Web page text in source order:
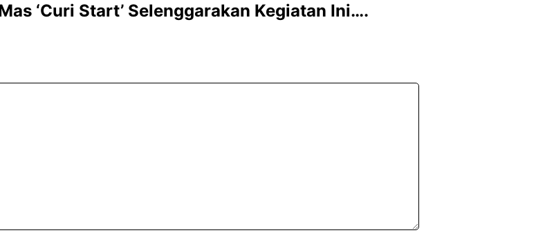
‘Curi Start’ Selenggarakan Kegiatan Ini….